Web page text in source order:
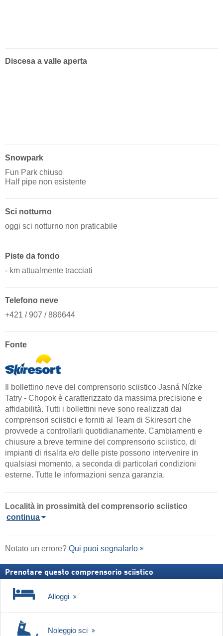
Discesa a valle aperta
Snowpark
Fun Park chiuso
Half pipe non esistente
Sci notturno
oggi sci notturno non praticabile
Piste da fondo
- km attualmente tracciati
Telefono neve
+421 / 907 / 886644
Fonte
Il bollettino neve del comprensorio sciistico Jasná Nízke
Tatry - Chopok è caratterizzato da massima precisione e
affidabilità. Tutti i bollettini neve sono realizzati dai
comprensori sciistici e forniti al Team di Skiresort che
provvede a controllarli quotidianamente. Cambiamenti e
chiusure a breve termine del comprensorio sciistico, di
impianti di risalita e/o delle piste possono intervenire in
qualsiasi momento, a seconda di particolari condizioni
esterne. Tutte le informazioni senza garanzia.
Località in prossimità del comprensorio sciistico
continua
Notato un errore? Qui puoi segnalarlo
Prenotare questo comprensorio sciistico
Alloggi
Noleggio sci